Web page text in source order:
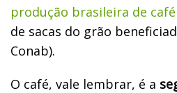
produção brasileira de café
de sacas do grão
Conab).
O café, vale lembrar, é a